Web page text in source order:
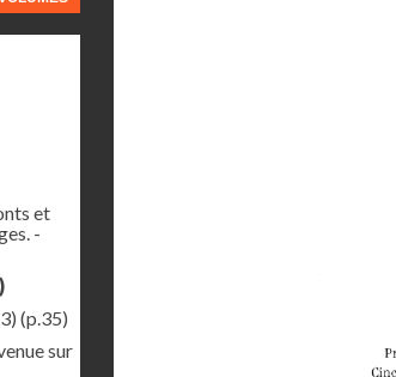
et
-
(p.35)
sur